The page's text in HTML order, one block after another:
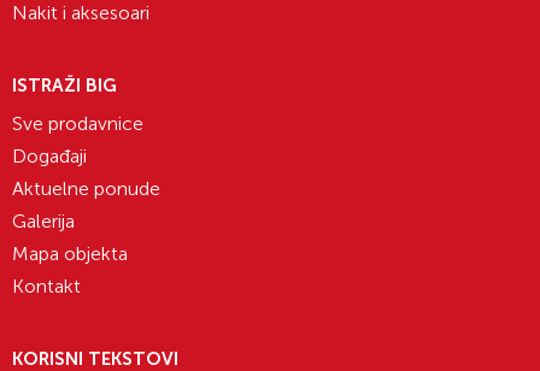
Nakit i aksesoari
ISTRAŽI BIG
Sve prodavnice
Događaji
Aktuelne ponude
Galerija
Mapa objekta
Kontakt
KORISNI TEKSTOVI